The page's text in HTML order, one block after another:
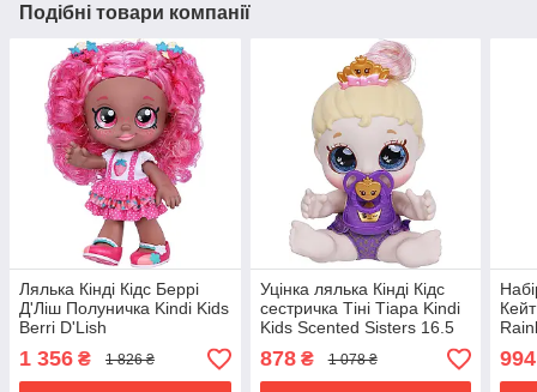
Подібні товари компанії
Лялька Кінді Кідс Беррі
Д'Ліш Полуничка Kindi Kids
Berri D'Lish
Ароматизована
1 356 ₴ 1 826 ₴
Уцінка лялька Кінді Кідс
сестричка Тіні Тіара Kindi
Kids Scented Sisters 16.5
см 50127
878₴ 1 078 ₴ 994